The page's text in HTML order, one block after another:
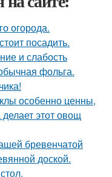
огорода.
посадить.
и слабость
фольга.
особенно ценны,
этот овощ
бревенчатой
доской.